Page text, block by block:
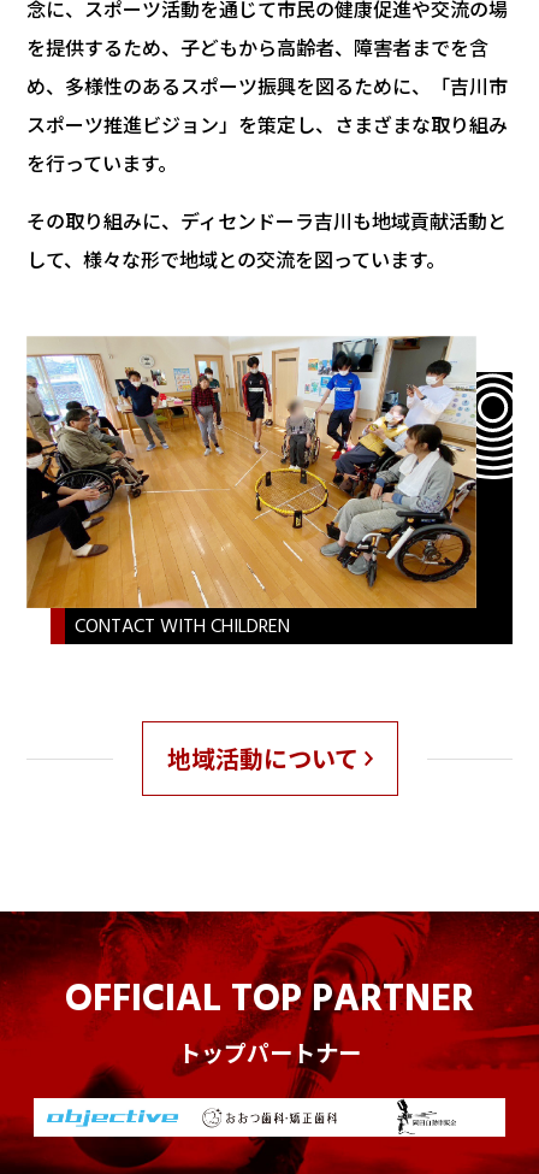
念に、スポーツ活動を通じて市民の健康促進や交流の場
を提供するため、子どもから高齢者、障害者までを含
め、多様性のあるスポーツ振興を図るために、「吉川市
スポーツ推進ビジョン」を策定し、さまざまな取り組み
を行っています。
その取り組みに、ディセンドーラ吉川も地域貢献活動と
して、様々な形で地域との交流を図っています。
CONTACT WITH CHILDREN
地域活動について
OFFICIAL TOP PARTNER
トップパートナー